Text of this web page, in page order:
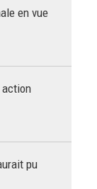
en vue
action
pu